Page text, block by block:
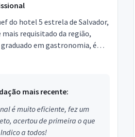
do hotel 5 estrela de Salvador,
mais requisitado da região,
em gastronomia, é
mais recente:
é muito eficiente, fez um
acertou de primeira o que
a todos!